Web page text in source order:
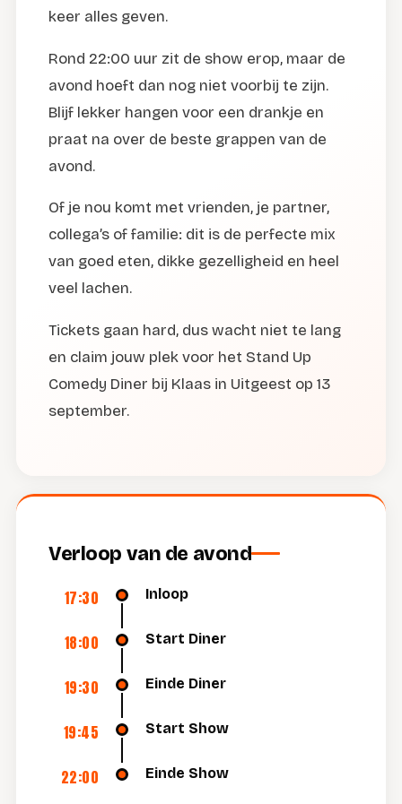
keer alles geven.
Rond 22:00 uur zit de show erop, maar de
avond hoeft dan nog niet voorbij te zijn.
Blijf lekker hangen voor een drankje en
praat na over de beste grappen van de
avond.
Of je nou komt met vrienden, je partner,
collega’s of familie: dit is de perfecte mix
van goed eten, dikke gezelligheid en heel
veel lachen.
Tickets gaan hard, dus wacht niet te lang
en claim jouw plek voor het Stand Up
Comedy Diner bij Klaas in Uitgeest op 13
september.
Verloop van de avond
17:30 Inloop
18:00 Start Diner
19:30 Einde Diner
19:45 Start Show
22:00 Einde Show